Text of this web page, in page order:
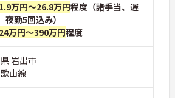
万円～26.8万円程度（諸手当、遅
夜勤5回込み）
万円～390万円程度
岩出市
山線